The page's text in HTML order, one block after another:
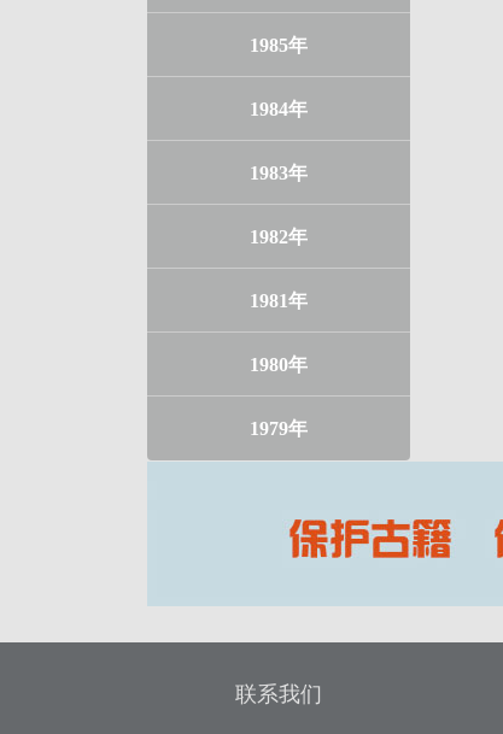
1985年
1984年
1983年
1982年
1981年
1980年
1979年
联系我们